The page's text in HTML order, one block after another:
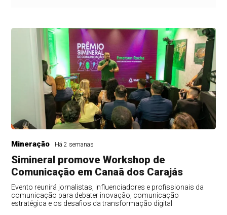
Mineração Há 2 semanas
Simineral promove Workshop de
Comunicação em Canaã dos Carajás
Evento reunirá jornalistas, influenciadores e profissionais da
comunicação para debater inovação, comunicação
estratégica e os desafios da transformação digital